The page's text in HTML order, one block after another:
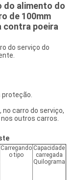
do alimento do
de 100mm
contra poeira
do serviço do
proteção.
carro do serviço,
outros carros.
Carregando
o tipo
Capacidade
carregada
Quilograma